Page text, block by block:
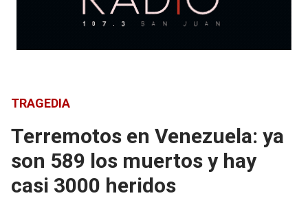
TRAGEDIA
Terremotos en Venezuela: ya
son 589 los muertos y hay
casi 3000 heridos